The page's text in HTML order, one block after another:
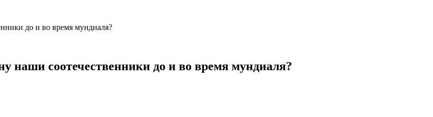
до и во время мундиаля?
наши соотечественники до и во время мундиаля?